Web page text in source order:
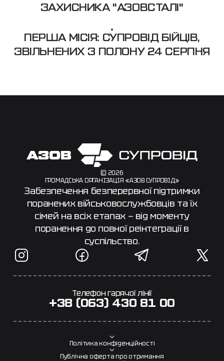
ЗАХИСНИКА "АЗОВСТАЛІ"
ПЕРША МІСІЯ: СУПРОВІД БІЙЦІВ,
ЗВІЛЬНЕНИХ З ПОЛОНУ 24 СЕРПНЯ
© 2026
ГРОМАДСЬКА ОРГАНІЗАЦІЯ «АЗОВ СУПРОВІД»
Забезпечення безперервної підтримки
поранених військовослужбовців та їх
сімей на всіх етапах — від моменту
поранення до повної реінтеграції в
суспільство.
Телефон гарячої лінії
+38 (063) 430 81 00
Політика конфіденційності
Публічна оферта про отримання